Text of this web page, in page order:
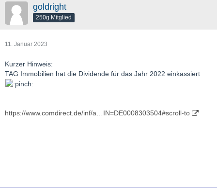
goldright
250g Mitglied
11. Januar 2023
Kurzer Hinweis:
TAG Immobilien hat die Dividende für das Jahr 2022 einkassiert
https://www.comdirect.de/inf/a…IN=DE0008303504#scroll-to